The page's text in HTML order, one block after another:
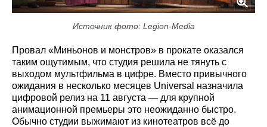
Источник фото: Legion-Media
Провал «Миньонов и монстров» в прокате оказался
таким ощутимым, что студия решила не тянуть с
выходом мультфильма в цифре. Вместо привычного
ожидания в несколько месяцев Universal назначила
цифровой релиз на 11 августа — для крупной
анимационной премьеры это неожиданно быстро.
Обычно студии выжимают из кинотеатров всё до